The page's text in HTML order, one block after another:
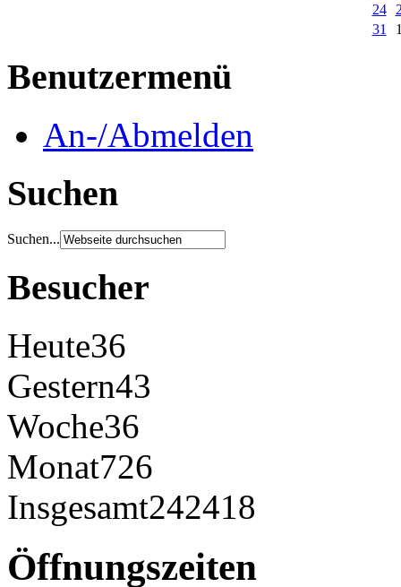
24
31
Benutzermenü
An-/Abmelden
Suchen
Suchen...
Besucher
Heute36
Gestern43
Woche36
Monat726
Insgesamt242418
Öffnungszeiten